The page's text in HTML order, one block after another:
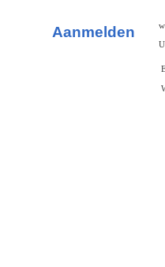
Aanmelden